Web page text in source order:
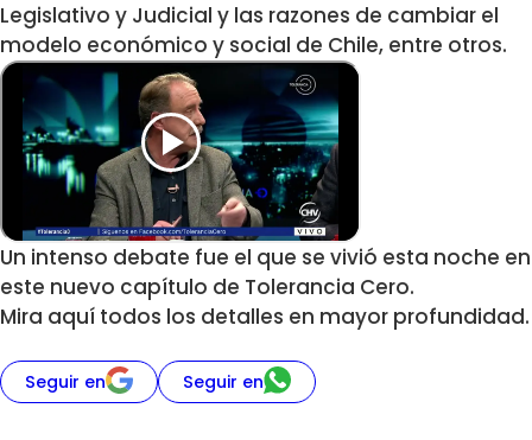
Legislativo y Judicial y las razones de cambiar el
modelo económico y social de Chile, entre otros.
Un intenso debate fue el que se vivió esta noche en
este nuevo capítulo de Tolerancia Cero.
Mira aquí todos los detalles en mayor profundidad.
Seguir en Seguir en